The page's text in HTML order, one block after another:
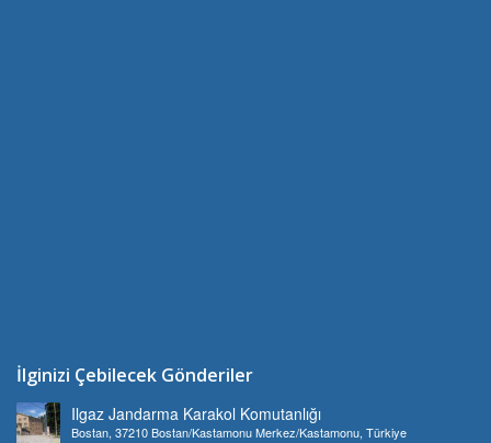
İlginizi Çebilecek Gönderiler
Ilgaz Jandarma Karakol Komutanlığı
Bostan, 37210 Bostan/Kastamonu Merkez/Kastamonu, Türkiye